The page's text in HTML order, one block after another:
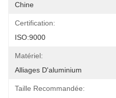
Chine
Certification:
ISO:9000
Matériel:
Alliages D'aluminium
Taille Recommandée: